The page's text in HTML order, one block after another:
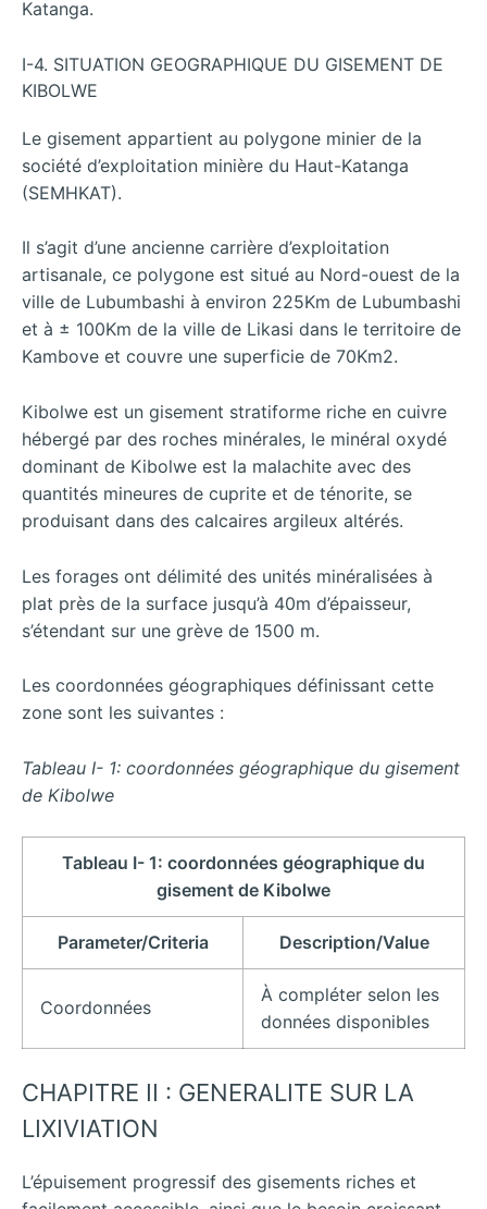
Katanga.
I-4. SITUATION GEOGRAPHIQUE DU GISEMENT DE
KIBOLWE
Le gisement appartient au polygone minier de la
société d’exploitation minière du Haut-Katanga
(SEMHKAT).
Il s’agit d’une ancienne carrière d’exploitation
artisanale, ce polygone est situé au Nord-ouest de la
ville de Lubumbashi à environ 225Km de Lubumbashi
et à ± 100Km de la ville de Likasi dans le territoire de
Kambove et couvre une superficie de 70Km2.
Kibolwe est un gisement stratiforme riche en cuivre
hébergé par des roches minérales, le minéral oxydé
dominant de Kibolwe est la malachite avec des
quantités mineures de cuprite et de ténorite, se
produisant dans des calcaires argileux altérés.
Les forages ont délimité des unités minéralisées à
plat près de la surface jusqu’à 40m d’épaisseur,
s’étendant sur une grève de 1500 m.
Les coordonnées géographiques définissant cette
zone sont les suivantes :
Tableau I- 1: coordonnées géographique du gisement
de Kibolwe
Tableau I- 1: coordonnées géographique du
gisement de Kibolwe
Parameter/Criteria Description/Value
Coordonnées
À compléter selon les
données disponibles
CHAPITRE II : GENERALITE SUR LA
LIXIVIATION
L’épuisement progressif des gisements riches et